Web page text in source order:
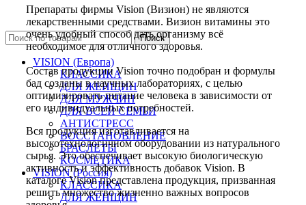
Препараты фирмы Vision (Визион) не являются
лекарственными средствами. Визион витамины это
очень удобный способ дать организму всё
необходимое для отличного здоровья.
Состав продукции Vision точно подобран и формулы
бад созданы в научных лабораториях, с целью
оптимизировать питание человека в зависимости от
его индивидуальных потребностей.
Вся продукция изготавливается на
высокотехнологичном оборудовании из натурального
сырья. Это обеспечивает высокую биологическую
активность и эффективность добавок Vision. В
каталоге Vision представлена продукция, призванная
решить множество жизненно важных вопросов
Поиск
VISION (Европа)
КЛАССИКА
ДЛЯ ЖЕНЩИН
ДЛЯ МУЖЧИН
ДЛЯ ВСЕЙ СЕМЬИ
АНТИСТРЕСС
ВОССТАНОВЛЕНИЕ
БРАСЛЕТЫ
КОСМЕТИКА
VISION (Россия)
КЛАССИКА
ДЛЯ ЖЕНЩИН